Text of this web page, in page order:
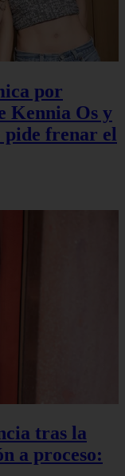
por
Kennia Os y
pide frenar el
tras la
a proceso: